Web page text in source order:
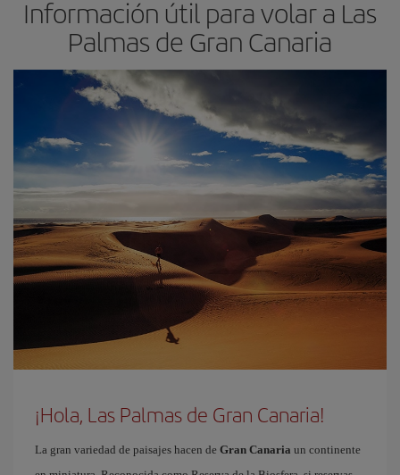
Información útil para volar a Las
Palmas de Gran Canaria
¡Hola, Las Palmas de Gran Canaria!
La gran variedad de paisajes hacen de Gran Canaria un continente